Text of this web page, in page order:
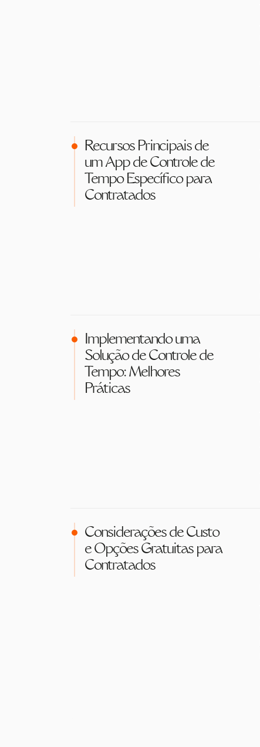
Recursos Principais de
um App de Controle de
Tempo Específico para
Contratados
Implementando uma
Solução de Controle de
Tempo: Melhores
Práticas
Considerações de Custo
e Opções Gratuitas para
Contratados